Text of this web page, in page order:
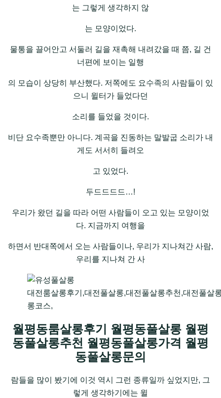
는 그렇게 생각하지 않
는 모양이었다.
물통을 끌어안고 서둘러 길을 재촉해 내려갔을 때 쯤, 길 건
너편에 보이는 일행
의 모습이 상당히 부산했다. 저쪽에도 요수족의 사람들이 있
으니 윌터가 들었다던
소리를 들었을 것이다.
비단 요수족뿐만 아니다. 계곡을 진동하는 말발굽 소리가 내
게도 서서히 들려오
고 있었다.
두드드드드…!
우리가 왔던 길을 따라 어떤 사람들이 오고 있는 모양이었
다. 지금까지 여행을
하면서 반대쪽에서 오는 사람들이나, 우리가 지나쳐간 사람,
우리를 지나쳐 간 사
대전룸살롱후기,대전풀살롱,대전풀살롱추천,대전풀살
롱코스,
월평동룸살롱후기 월평동풀살롱 월평
동풀살롱추천 월평동풀살롱가격 월평
동풀살롱문의
람들을 많이 봤기에 이것 역시 그런 종류일까 싶었지만, 그
렇게 생각하기에는 윌